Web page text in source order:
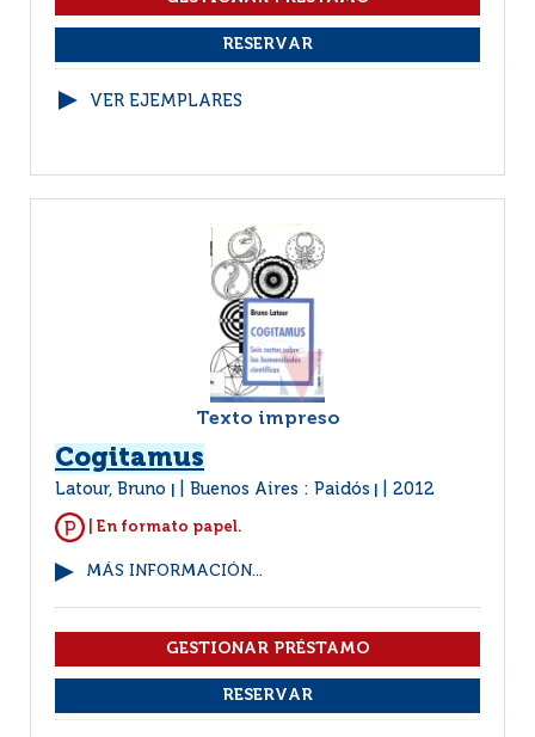
VER EJEMPLARES
Texto impreso
Cogitamus
Latour, Bruno Buenos Aires : Paidós 2012
| En formato papel.
MÁS INFORMACIÓN...